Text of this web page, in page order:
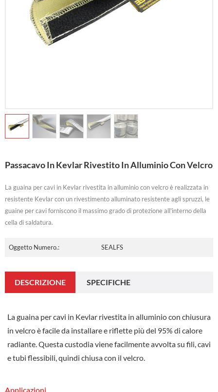
Passacavo In Kevlar Rivestito In Alluminio Con Velcro
La guaina per cavi in ​​Kevlar rivestita in alluminio con velcro è realizzata in
resistente Kevlar con un rivestimento alluminato resistente agli spruzzi, le
guaine per cavi forniscono il massimo grado di protezione all'interno della
cella di saldatura.
Oggetto Numero.: SEALFS
DESCRIZIONE SPECIFICHE
La guaina per cavi in ​​Kevlar rivestita in alluminio con chiusura
in velcro è facile da installare e riflette più del 95% di calore
radiante. Questa custodia viene facilmente avvolta su fili, cavi
e tubi flessibili, quindi chiusa con il velcro.
Applicazioni